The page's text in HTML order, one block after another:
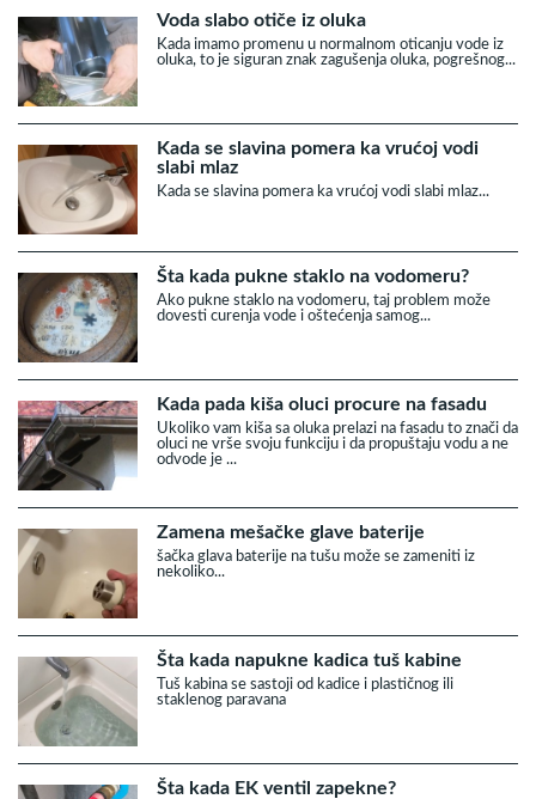
Voda slabo otiče iz oluka
Kada imamo promenu u normalnom oticanju vode iz
oluka, to je siguran znak zagušenja oluka, pogrešnog...
Kada se slavina pomera ka vrućoj vodi
slabi mlaz
Kada se slavina pomera ka vrućoj vodi slabi mlaz...
Šta kada pukne staklo na vodomeru?
Ako pukne staklo na vodomeru, taj problem može
dovesti curenja vode i oštećenja samog...
Kada pada kiša oluci procure na fasadu
Ukoliko vam kiša sa oluka prelazi na fasadu to znači da
oluci ne vrše svoju funkciju i da propuštaju vodu a ne
odvode je ...
Zamena mešačke glave baterije
šačka glava baterije na tušu može se zameniti iz
nekoliko...
Šta kada napukne kadica tuš kabine
Tuš kabina se sastoji od kadice i plastičnog ili
staklenog paravana
Šta kada EK ventil zapekne?